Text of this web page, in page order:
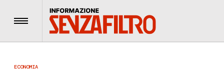
Menu
ECONOMIA